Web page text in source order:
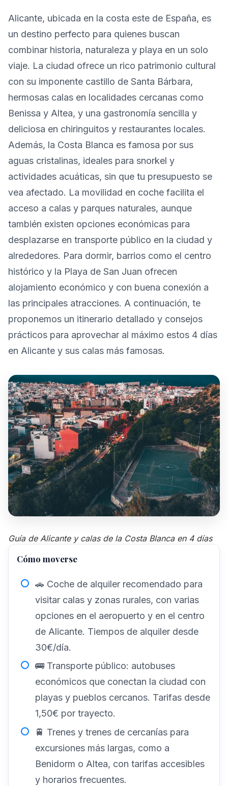
Alicante, ubicada en la costa este de España, es
un destino perfecto para quienes buscan
combinar historia, naturaleza y playa en un solo
viaje. La ciudad ofrece un rico patrimonio cultural
con su imponente castillo de Santa Bárbara,
hermosas calas en localidades cercanas como
Benissa y Altea, y una gastronomía sencilla y
deliciosa en chiringuitos y restaurantes locales.
Además, la Costa Blanca es famosa por sus
aguas cristalinas, ideales para snorkel y
actividades acuáticas, sin que tu presupuesto se
vea afectado. La movilidad en coche facilita el
acceso a calas y parques naturales, aunque
también existen opciones económicas para
desplazarse en transporte público en la ciudad y
alrededores. Para dormir, barrios como el centro
histórico y la Playa de San Juan ofrecen
alojamiento económico y con buena conexión a
las principales atracciones. A continuación, te
proponemos un itinerario detallado y consejos
prácticos para aprovechar al máximo estos 4 días
en Alicante y sus calas más famosas.
Guía de Alicante y calas de la Costa Blanca en 4 días
Cómo moverse
🚗 Coche de alquiler recomendado para
visitar calas y zonas rurales, con varias
opciones en el aeropuerto y en el centro
de Alicante. Tiempos de alquiler desde
30€/día.
🚌 Transporte público: autobuses
económicos que conectan la ciudad con
playas y pueblos cercanos. Tarifas desde
1,50€ por trayecto.
🚆 Trenes y trenes de cercanías para
excursiones más largas, como a
Benidorm o Altea, con tarifas accesibles
y horarios frecuentes.